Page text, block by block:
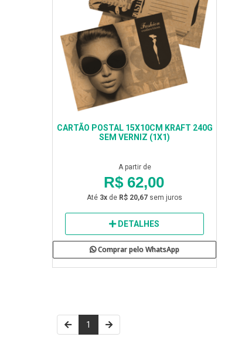
CARTÃO POSTAL 15X10CM KRAFT 240G
SEM VERNIZ (1X1)
A partir de
R$ 62,00
Até 3x de R$ 20,67 sem juros
DETALHES
Comprar pelo WhatsApp
1